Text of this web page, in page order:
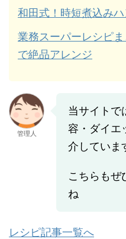
和田式！時短煮込み
業務スーパーレシピ
で絶品アレンジ
管理人
当サイトで
容・ダイエ
介していま
こちらもぜ
ね
レシピ記事一覧へ